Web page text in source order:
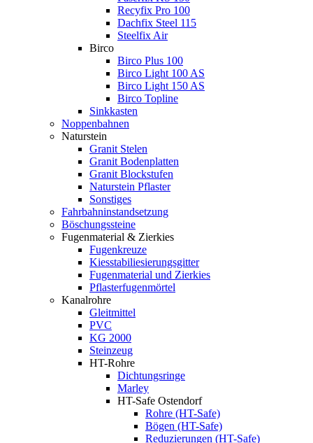
Recyfix Pro 100
Dachfix Steel 115
Steelfix Air
Birco
Birco Plus 100
Birco Light 100 AS
Birco Light 150 AS
Birco Topline
Sinkkasten
Noppenbahnen
Naturstein
Granit Stelen
Granit Bodenplatten
Granit Blockstufen
Naturstein Pflaster
Sonstiges
Fahrbahninstandsetzung
Böschungssteine
Fugenmaterial & Zierkies
Fugenkreuze
Kiesstabiliesierungsgitter
Fugenmaterial und Zierkies
Pflasterfugenmörtel
Kanalrohre
Gleitmittel
PVC
KG 2000
Steinzeug
HT-Rohre
Dichtungsringe
Marley
HT-Safe Ostendorf
Rohre (HT-Safe)
Bögen (HT-Safe)
Reduzierungen (HT-Safe)